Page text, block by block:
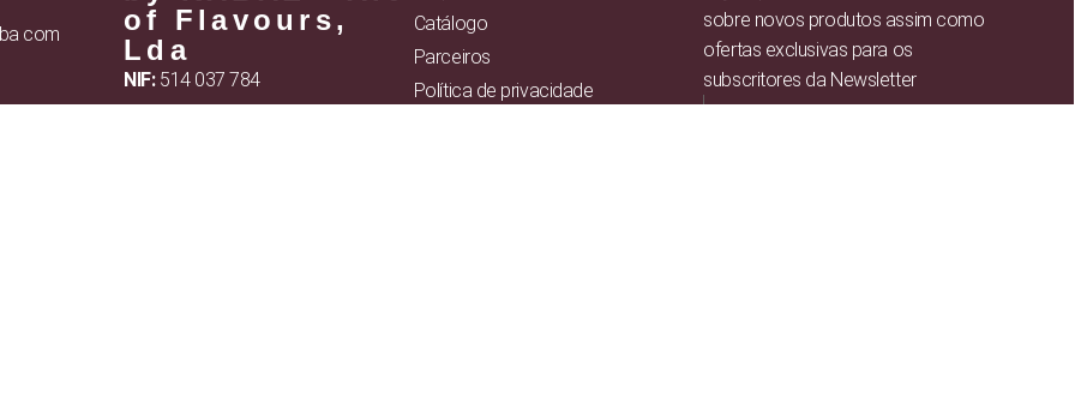
com
of Flavours,
Lda
NIF:514 037 784
Catálogo
Parceiros
Política de privacidade
sobre novos produtos assim como
ofertas exclusivas para os
subscritores da Newsletter